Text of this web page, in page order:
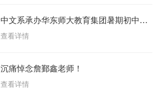
中文系承办华东师大教育集团暑期初中语
文教师专题研修班
查看详情
沉痛悼念詹鄞鑫老师！
查看详情